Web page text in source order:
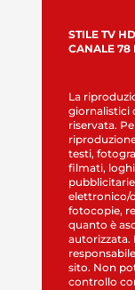
STILE TV
CANALE 78
La
giornalistici
riservata.
testi,
filmati,
elettronico/
fotocopie,
quanto è
autorizzata.
sito. Non
controllo